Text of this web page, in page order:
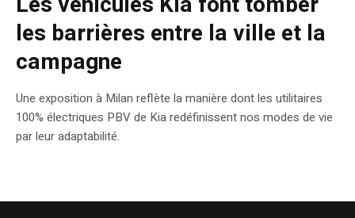
les barrières entre la ville et la
campagne
Une exposition à Milan reflète la manière dont les utilitaires
100% électriques PBV de Kia redéfinissent nos modes de vie
par leur adaptabilité.